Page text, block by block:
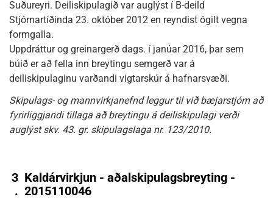
Suðureyri. Deiliskipulagið var auglýst í B-deild
Stjórnartíðinda 23. október 2012 en reyndist ógilt vegna
formgalla.
Uppdráttur og greinargerð dags. í janúar 2016, þar sem
búið er að fella inn breytingu semgerð var á
deiliskipulaginu varðandi vigtarskúr á hafnarsvæði.
Skipulags- og mannvirkjanefnd leggur til við bæjarstjórn að
fyrirliggjandi tillaga að breytingu á deiliskipulagi verði
auglýst skv. 43. gr. skipulagslaga nr. 123/2010.
3
.
Kaldárvirkjun - aðalskipulagsbreyting -
2015110046